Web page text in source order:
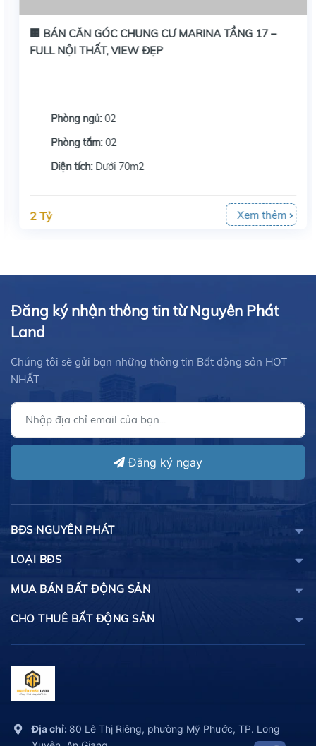
🏢 BÁN CĂN GÓC CHUNG CƯ MARINA TẦNG 17 –
FULL NỘI THẤT, VIEW ĐẸP
Phòng ngủ:02
Phòng tắm:02
Diện tích:Dưới 70m2
2 Tỷ Xem thêm
Đăng ký nhận thông tin từ Nguyên Phát
Land
Chúng tôi sẽ gửi bạn những thông tin Bất động sản HOT
NHẤT
Đăng ký ngay
BĐS NGUYÊN PHÁT
LOẠI BĐS
MUA BÁN BẤT ĐỘNG SẢN
CHO THUÊ BẤT ĐỘNG SẢN
Địa chỉ: 80 Lê Thị Riêng, phường Mỹ Phước, TP. Long